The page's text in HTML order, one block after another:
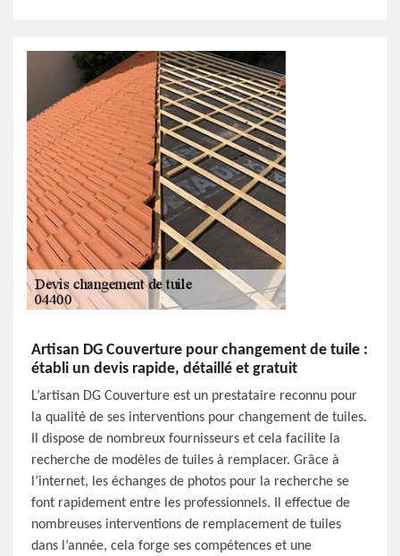
Artisan DG Couverture pour changement de tuile :
établi un devis rapide, détaillé et gratuit
L’artisan DG Couverture est un prestataire reconnu pour
la qualité de ses interventions pour changement de tuiles.
Il dispose de nombreux fournisseurs et cela facilite la
recherche de modèles de tuiles à remplacer. Grâce à
l’internet, les échanges de photos pour la recherche se
font rapidement entre les professionnels. Il effectue de
nombreuses interventions de remplacement de tuiles
dans l’année, cela forge ses compétences et une